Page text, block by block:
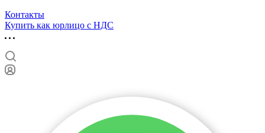
Контакты
Купить как юрлицо с НДС